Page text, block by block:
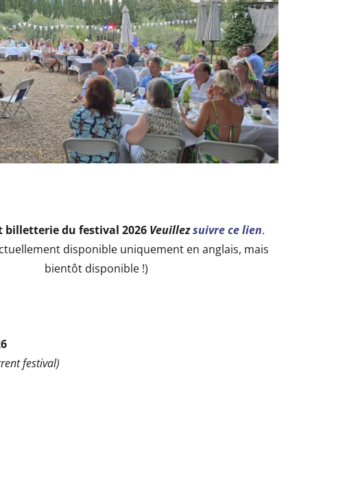
billetterie du festival 2026 Veuillezsuivre ce lien.
disponible uniquement en anglais, mais
bientôt disponible !)
festival)